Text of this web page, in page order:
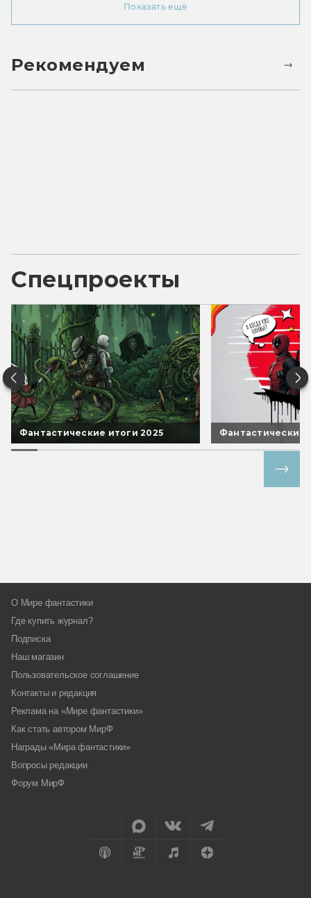
Показать ещё
Рекомендуем
Спецпроекты
Фантастические итоги 2025 Фантастические
О Мире фантастики
Где купить журнал?
Подписка
Наш магазин
Пользовательское соглашение
Контакты и редакция
Реклама на «Мире фантастики»
Как стать автором МирФ
Награды «Мира фантастики»
Вопросы редакции
Форум МирФ